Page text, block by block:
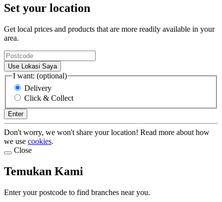
Set your location
Get local prices and products that are more readily available in your
area.
Use Lokasi Saya
I want: (optional)
Delivery
Click & Collect
Enter
Don't worry, we won't share your location! Read more about how
we use cookies.
Close
Temukan Kami
Enter your postcode to find branches near you.